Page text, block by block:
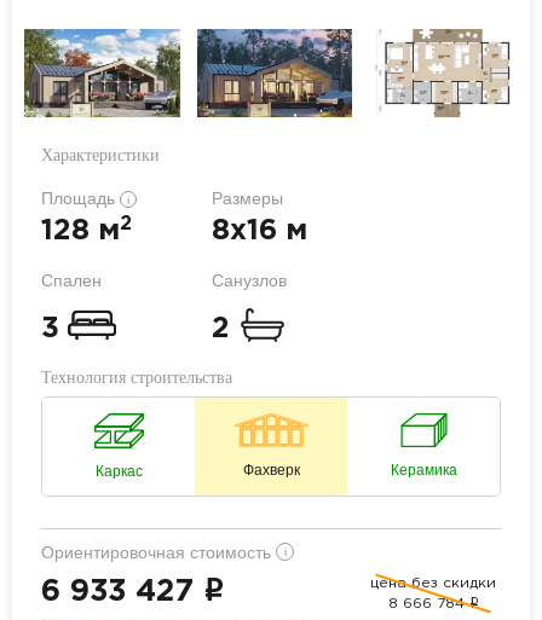
Характеристики
Площадь i
128 м2
Размеры
8x16 м
Спален
3
Санузлов
2
Технология строительства
Каркас Фахверк Керамика
Ориентировочная стоимость i
6 933 427 i
цена без скидки
8 666 784 i